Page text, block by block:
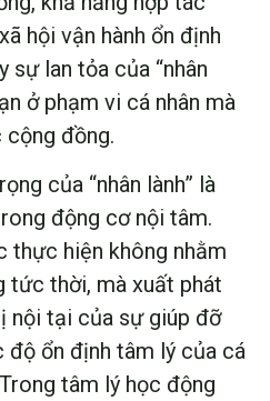
hội vận hành ổn định
sự lan tỏa của “nhân
ở phạm vi cá nhân mà
đồng.
của “nhân lành” là
động cơ nội tâm.
thực hiện không nhằm
tức thời, mà xuất phát
nội tại của sự giúp đỡ
ổn định tâm lý của cá
tâm lý học động